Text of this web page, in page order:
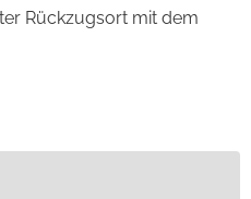
Rückzugsort mit dem